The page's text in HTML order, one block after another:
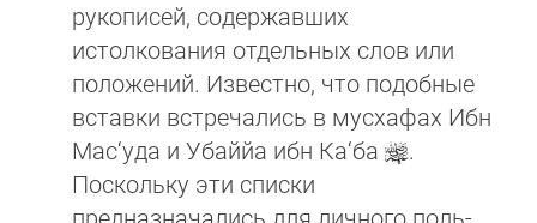
рукописей, содержавших
истолкования отдельных слов или
положений. Известно, что подобные
встав­ки встре­чались в мусхафах Ибн
Мас‘уда и Убаййа ибн Ка‘ба
.
Поскольку эти списки